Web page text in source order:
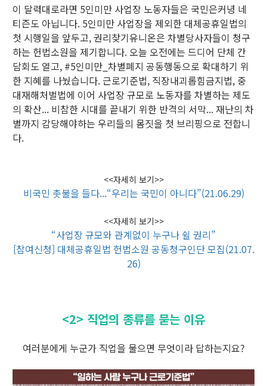
이 달력대로라면 5인미만 사업장 노동자들은 국민은커녕 네
티즌도 아닙니다. 5인미만 사업장을 제외한 대체공휴일법의
첫 시행일을 앞두고, 권리찾기유니온은 차별당사자들이 청구
하는 헌법소원을 제기합니다. 오늘 오전에는 드디어 단체 간
담회도 열고, #5인미만_차별폐지 공동행동으로 확대하기 위
한 지혜를 나눴습니다. 근로기준법, 직장내괴롭힘금지법, 중
대재해처벌법에 이어 사업장 규모로 노동자를 차별하는 제도
의 확산... 비참한 시대를 끝내기 위한 반격의 서막... 재난의 차
별까지 감당해야하는 우리들의 몸짓을 첫 브리핑으로 전합니
다.
<<자세히 보기>>
비국민 촛불을 들다...“우리는 국민이 아니다”(21.06.29)
<<자세히 보기>>
“사업장 규모와 관계없이 누구나 쉴 권리”
[참여신청] 대체공휴일법 헌법소원 공동청구인단 모집(21.07.
26)
<2> 직업의 종류를 묻는 이유
여러분에게 누군가 직업을 물으면 무엇이라 답하는지요?